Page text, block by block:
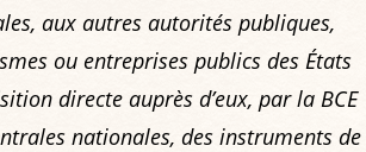
aux autres autorités publiques,
ou entreprises publics des États
directe auprès d’eux, par la BCE
nationales, des instruments de